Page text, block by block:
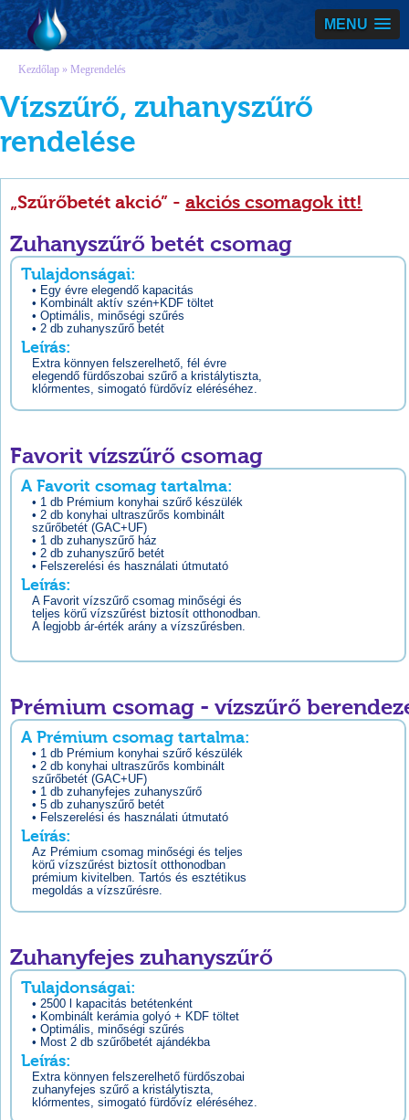
MENU
Vízmegoldás
Kezdőlap » Megrendelés
Vízszűrő, zuhanyszűrő
rendelése
„Szűrőbetét akció” - akciós csomagok itt!
Zuhanyszűrő betét csomag
Tulajdonságai:
• Egy évre elegendő kapacitás
• Kombinált aktív szén+KDF töltet
• Optimális, minőségi szűrés
• 2 db zuhanyszűrő betét
Leírás:
Extra könnyen felszerelhető, fél évre
elegendő fürdőszobai szűrő a kristálytiszta,
klórmentes, simogató fürdővíz eléréséhez.
Favorit vízszűrő csomag
A Favorit csomag tartalma:
• 1 db Prémium konyhai szűrő készülék
• 2 db konyhai ultraszűrős kombinált
szűrőbetét (GAC+UF)
• 1 db zuhanyszűrő ház
• 2 db zuhanyszűrő betét
• Felszerelési és használati útmutató
Leírás:
A Favorit vízszűrő csomag minőségi és
teljes körű vízszűrést biztosít otthonodban.
A legjobb ár-érték arány a vízszűrésben.
Prémium csomag - vízszűrő
A Prémium csomag tartalma:
• 1 db Prémium konyhai szűrő készülék
• 2 db konyhai ultraszűrős kombinált
szűrőbetét (GAC+UF)
• 1 db zuhanyfejes zuhanyszűrő
• 5 db zuhanyszűrő betét
• Felszerelési és használati útmutató
Leírás:
Az Prémium csomag minőségi és teljes
körű vízszűrést biztosít otthonodban
prémium kivitelben. Tartós és esztétikus
megoldás a vízszűrésre.
Zuhanyfejes zuhanyszűrő
Tulajdonságai:
• 2500 l kapacitás betétenként
• Kombinált kerámia golyó + KDF töltet
• Optimális, minőségi szűrés
• Most 2 db szűrőbetét ajándékba
Leírás:
Extra könnyen felszerelhető fürdőszobai
zuhanyfejes szűrő a kristálytiszta,
klórmentes, simogató fürdővíz eléréséhez.